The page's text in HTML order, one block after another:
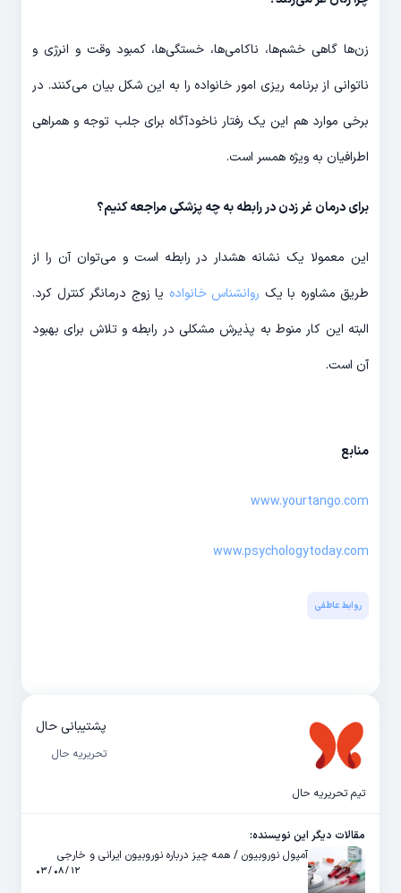
زن‌ها گاهی خشم‌ها، ناکامی‌ها، خستگی‌ها، کمبود وقت و انرژی و
ناتوانی از برنامه ریزی امور خانواده را به این شکل بیان می‌کنند. در
برخی موارد هم این یک رفتار ناخودآگاه برای جلب توجه و همراهی
اطرافیان به ویژه همسر است.
برای درمان غر زدن در رابطه به چه پزشکی مراجعه کنیم؟
این معمولا یک نشانه هشدار در رابطه است و می‌توان آن را از
طریق مشاوره با یک روانشناس خانواده یا زوج درمانگر کنترل کرد.
البته این کار منوط به پذیرش مشکلی در رابطه و تلاش برای بهبود
آن است.
منابع
www.yourtango.com
www.psychologytoday.com
روابط عاطفی
پشتیبانی حال
تحریریه حال
تیم تحریریه حال
مقالات دیگر این نویسنده:
آمپول نوروبیون / همه چیز درباره نوروبیون ایرانی و خارجی
۱۲ / ۰۸ / ۰۳